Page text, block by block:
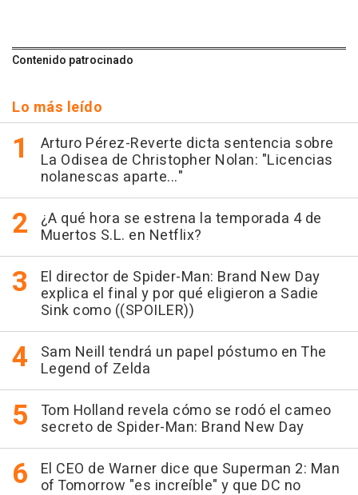
Contenido patrocinado
Lo más leído
Arturo Pérez-Reverte dicta sentencia sobre
La Odisea de Christopher Nolan: "Licencias
nolanescas aparte..."
¿A qué hora se estrena la temporada 4 de
Muertos S.L. en Netflix?
El director de Spider-Man: Brand New Day
explica el final y por qué eligieron a Sadie
Sink como ((SPOILER))
Sam Neill tendrá un papel póstumo en The
Legend of Zelda
Tom Holland revela cómo se rodó el cameo
secreto de Spider-Man: Brand New Day
El CEO de Warner dice que Superman 2: Man
of Tomorrow "es increíble" y que DC no